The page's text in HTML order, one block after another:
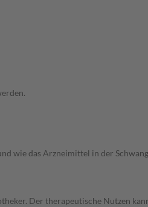
wie das Arzneimittel in der
Der therapeutische Nutzen